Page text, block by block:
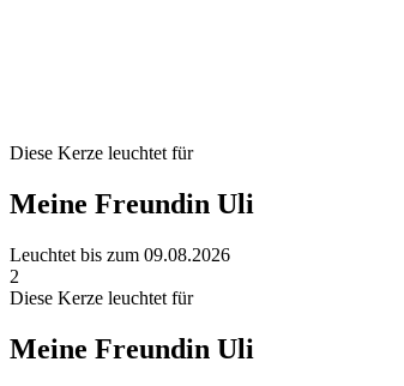
Diese Kerze leuchtet für
Meine Freundin Uli
Leuchtet bis zum 09.08.2026
2
Diese Kerze leuchtet für
Meine Freundin Uli